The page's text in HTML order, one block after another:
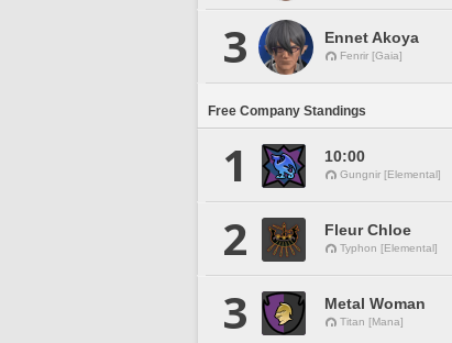
3 Ennet Akoya
Fenrir [Gaia]
Free Company Standings
1 10:00
Gungnir [Elemental]
2 Fleur Chloe
Typhon [Elemental]
3 Metal Woman
Titan [Mana]